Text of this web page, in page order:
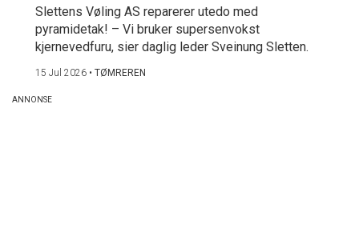
Slettens Vøling AS reparerer utedo med
pyramidetak! – Vi bruker supersenvokst
kjernevedfuru, sier daglig leder Sveinung Sletten.
15 Jul 2026 • TØMREREN